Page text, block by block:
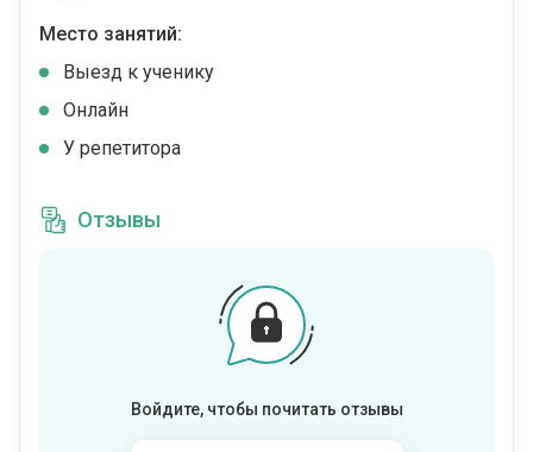
Место занятий:
Выезд к ученику
Онлайн
У репетитора
Отзывы
Войдите, чтобы почитать отзывы